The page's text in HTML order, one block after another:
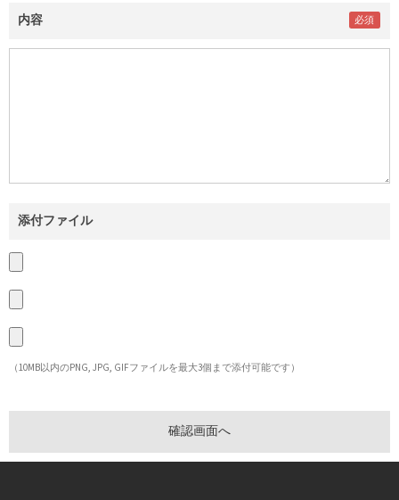
内容
添付ファイル
（10MB以内のPNG, JPG, GIFファイルを最大3個まで添付可能です）